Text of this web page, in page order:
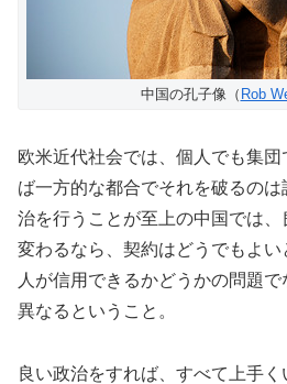
中国の孔子像（ Rob
欧米近代社会では、個人でも集
ば一方的な都合でそれを破るのは
治を行うことが至上の中国では
変わるなら
契約はどうでもよい
人が信用できるかどうかの問題
異なるということ。
良い政治をすれば、すべて上手く